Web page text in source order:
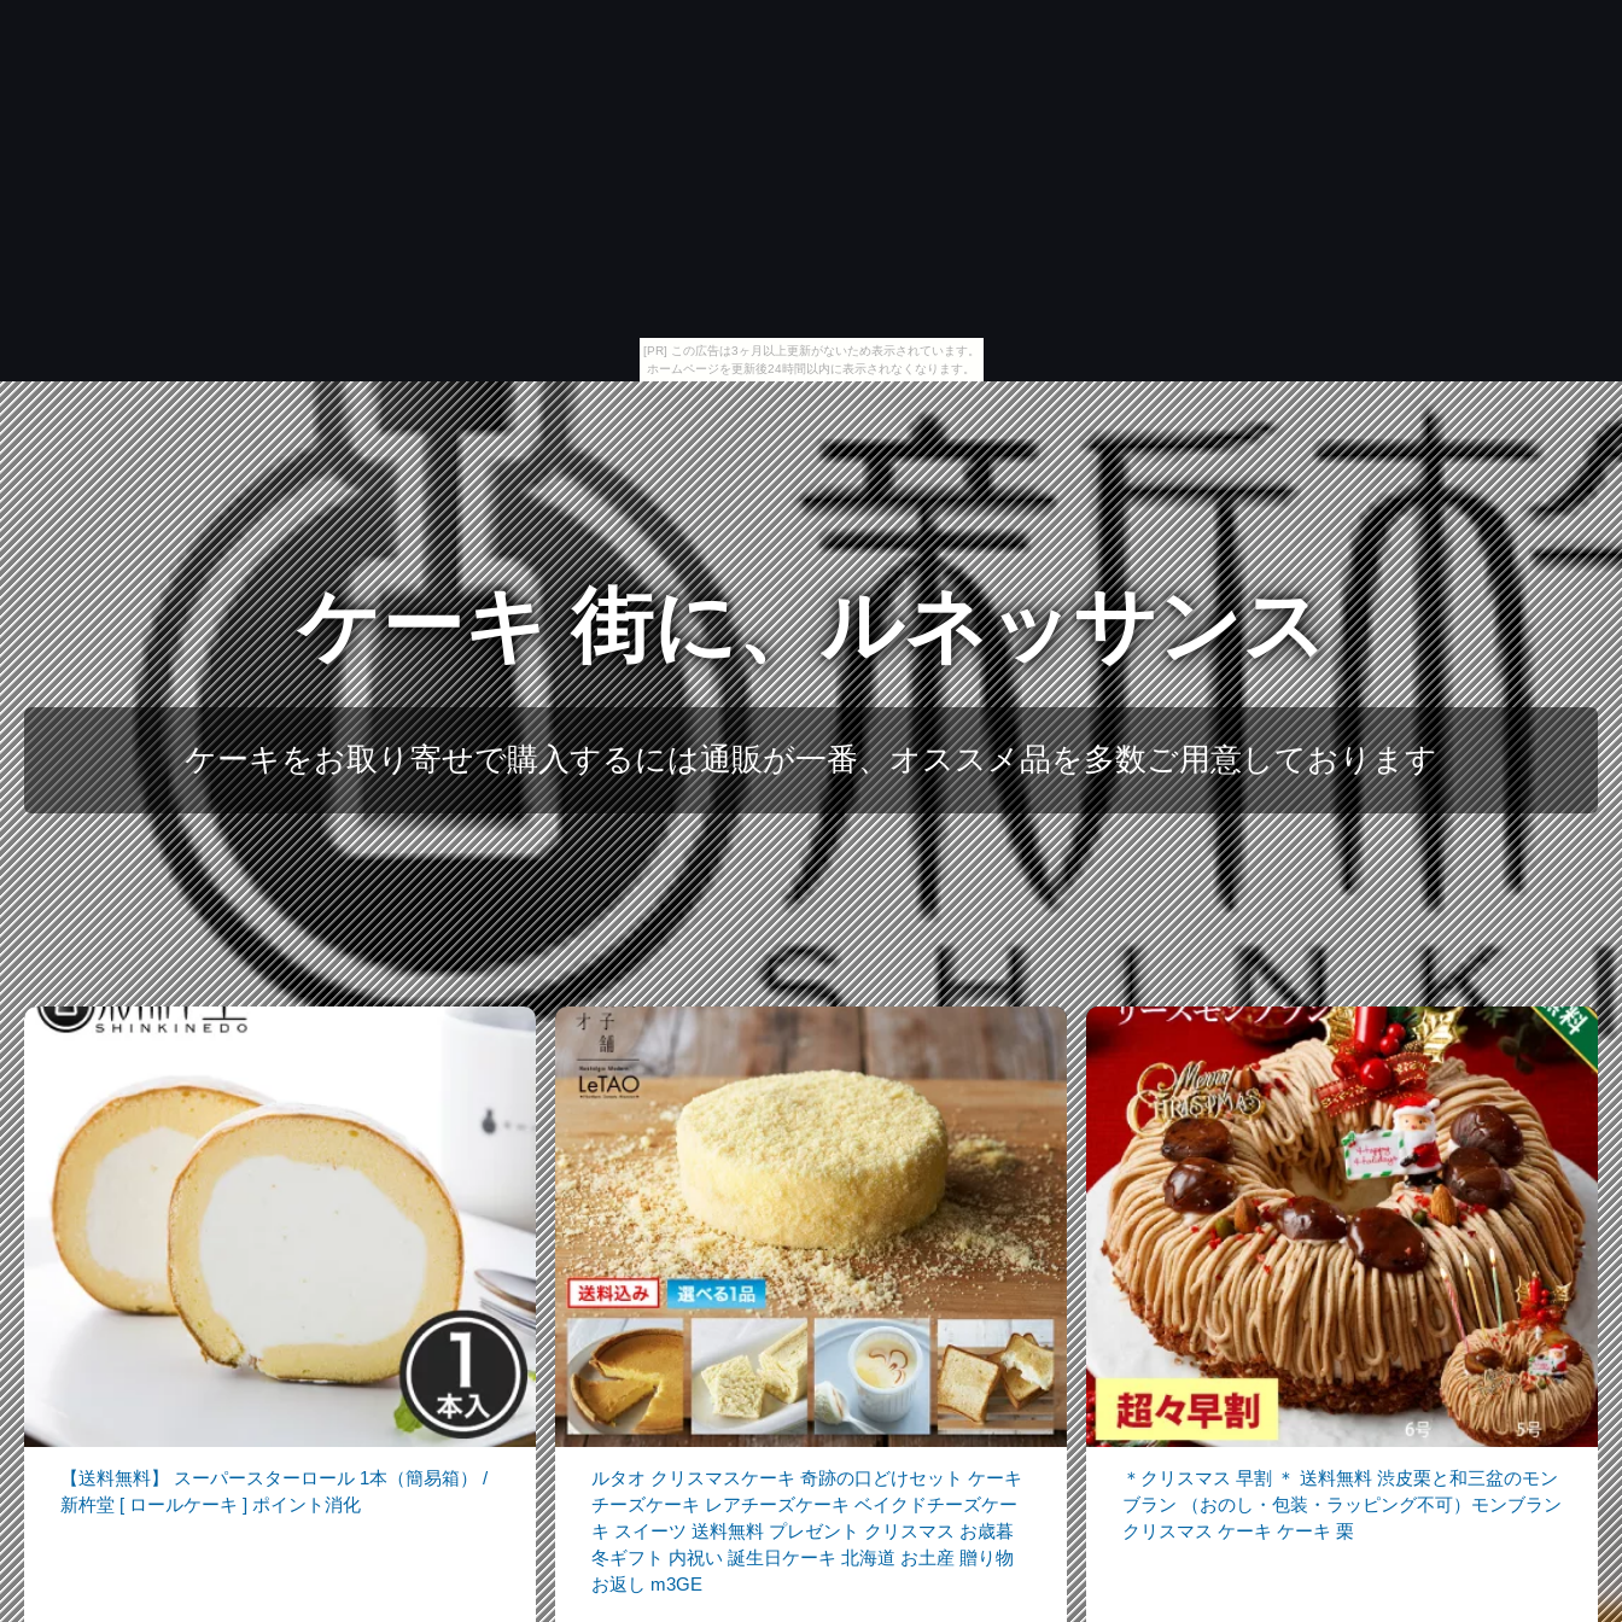
[PR] この広告は3ヶ月以上更新がないため表示されています。
ホームページを更新後24時間以内に表示されなくなります。
ケーキ 街に、ルネッサンス
ケーキをお取り寄せで購入するには通販が一番、オススメ品を多数ご用意しております
【送料無料】 スーパースターロール 1本（簡易箱） /
新杵堂 [ ロールケーキ ] ポイント消化
ルタオ クリスマスケーキ 奇跡の口どけセット ケーキ
チーズケーキ レアチーズケーキ ベイクドチーズケー
キ スイーツ 送料無料 プレゼント クリスマス お歳暮
冬ギフト 内祝い 誕生日ケーキ 北海道 お土産 贈り物
お返し m3GE
＊クリスマス 早割 ＊ 送料無料 渋皮栗と和三盆のモン
ブラン （おのし・包装・ラッピング不可）モンブラン
クリスマス ケーキ ケーキ 栗